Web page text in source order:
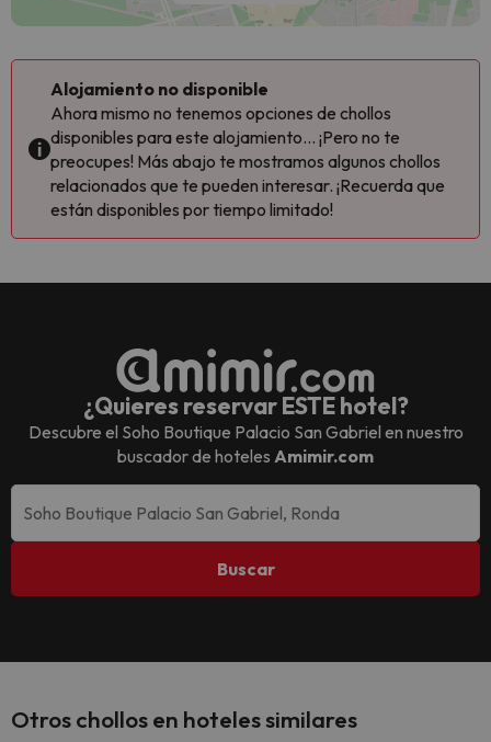
Alojamiento no disponible
Ahora mismo no tenemos opciones de chollos
disponibles para este alojamiento... ¡Pero no te
preocupes! Más abajo te mostramos algunos chollos
relacionados que te pueden interesar. ¡Recuerda que
están disponibles por tiempo limitado!
¿Quieres reservar ESTE hotel?
Descubre el Soho Boutique Palacio San Gabriel en nuestro
buscador de hoteles Amimir.com
Buscar
Otros chollos en hoteles similares